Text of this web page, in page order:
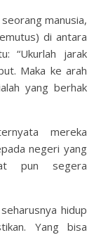
manusia,
di antara
“Ukurlah jarak
Maka ke arah
yang berhak
mereka
negeri yang
pun segera
hidup
Yang bisa